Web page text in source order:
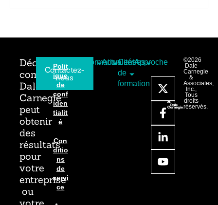
Découvrez
comment
Dale
Carnegie
peut
obtenir
des
résultats
pour
votre
entreprise
ou
Contactez-
nous
Polit
ique
de
conf
iden
tialit
é
Con
ditio
ns
de
servi
ce
Formation
Actualités
Centres
de
formation
Approche
©2026
Dale
Carnegie
&
Associates,
Inc.,
Tous
droits
réservés.